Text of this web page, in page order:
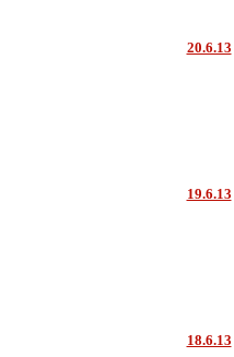
20.6.13
19.6.13
18.6.13